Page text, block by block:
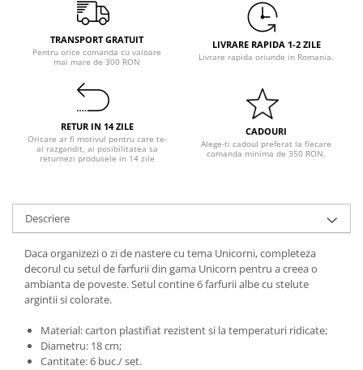
Petrecere Mexicana
Petrecere Tropicala
Summer Party
Petrecere 30 ani
Petrecere 40 Ani
Petrecere 50 ani
Ocazie
Anul Nou
Gender Reveal
Botez
Halloween
Nunta
Paste
Petrecere 1 An
TRANSPORT GRATUIT
Pentru orice comanda cu valoare
mai mare de 300 RON
LIVRARE RAPIDA 1-2 ZILE
Livrare rapida oriunde in Romania.
RETUR IN 14 ZILE
Oricare ar fi motivul pentru care te-
ai razgandit, ai posibilitatea sa
returnezi produsele in 14 zile
CADOURI
Alege-ti cadoul preferat la fiecare
comanda minima de 350 RON.
Descriere
Daca organizezi o zi de nastere cu tema Unicorni, completeza
decorul cu setul de farfurii din gama Unicorn pentru a creea o
ambianta de poveste. Setul contine 6 farfurii albe cu stelute
argintii si colorate.
Material: carton plastifiat rezistent si la temperaturi ridicate;
Diametru: 18 cm;
Cantitate: 6 buc./ set.